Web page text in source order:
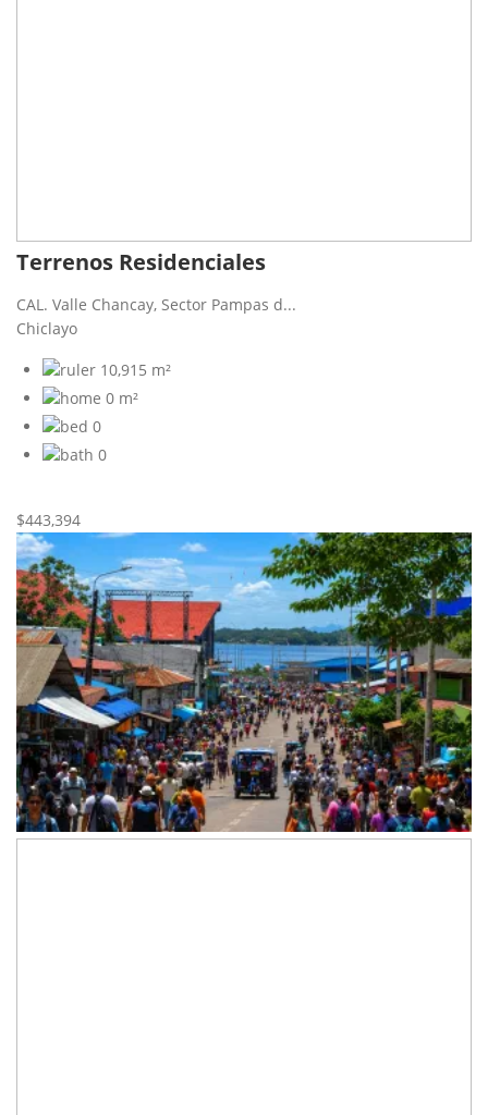
Terrenos Residenciales
CAL. Valle Chancay, Sector Pampas d...
Chiclayo
10,915 m²
0 m²
0
0
$443,394